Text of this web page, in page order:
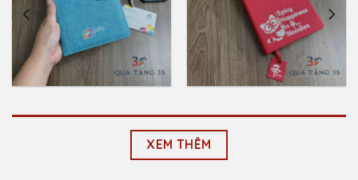
Sổ Bìa Da A5 In
Logo Theo Yêu Cầu
₫87,000.00
Sổ Bìa Da A5 Dập
Logo Theo Yêu Cầu
5,000.00
XEM THÊM